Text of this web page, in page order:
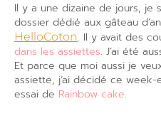
Il y a une dizaine de jours, je
dossier dédié aux gâteau
HelloCoton. Il y avait des
dans les assiettes. J’ai été
Et parce que moi aussi je
assiette, j’ai décidé ce
essai de Rainbow cake.